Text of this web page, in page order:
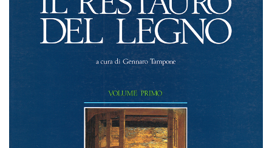
Aggiungi
alla lista
dei
desideri